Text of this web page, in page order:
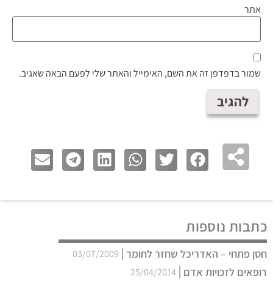
אתר
שמור בדפדפן זה את השם, האימייל והאתר שלי לפעם הבאה שאגיב.
כתבות נוספות
חסן פתחי – האדריכל שחזר לחומר 03/07/2009
רופאים לזכויות אדם 25/04/2014